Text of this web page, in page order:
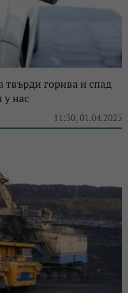
твърди горива и спад
нас
11:30, 01.04.2025